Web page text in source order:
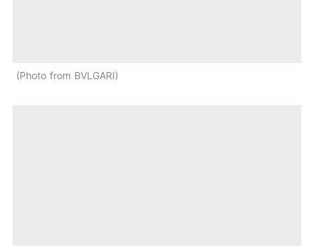
Photo from BVLGARI